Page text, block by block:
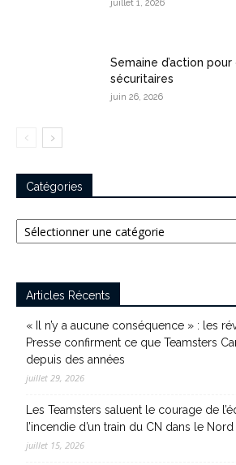
juillet 1, 2026
Semaine d’action
sécuritaires
juin 26, 2026
Catégories
Catégories
Articles Récents
« Il n’y a aucune conséquence » : les
Presse confirment ce que Teamsters
depuis des années
juillet 29, 2026
Les Teamsters saluent le courage de
l’incendie d’un train du CN dans le Nord
juillet 15, 2026